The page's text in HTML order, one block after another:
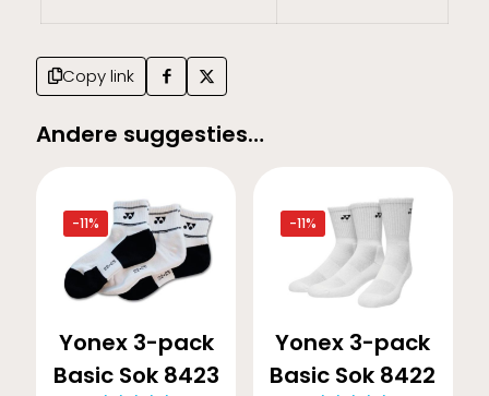
Copy link
Andere suggesties…
-11%
Yonex 3-pack
Basic Sok 8423
-11%
Yonex 3-pack
Basic Sok 8422